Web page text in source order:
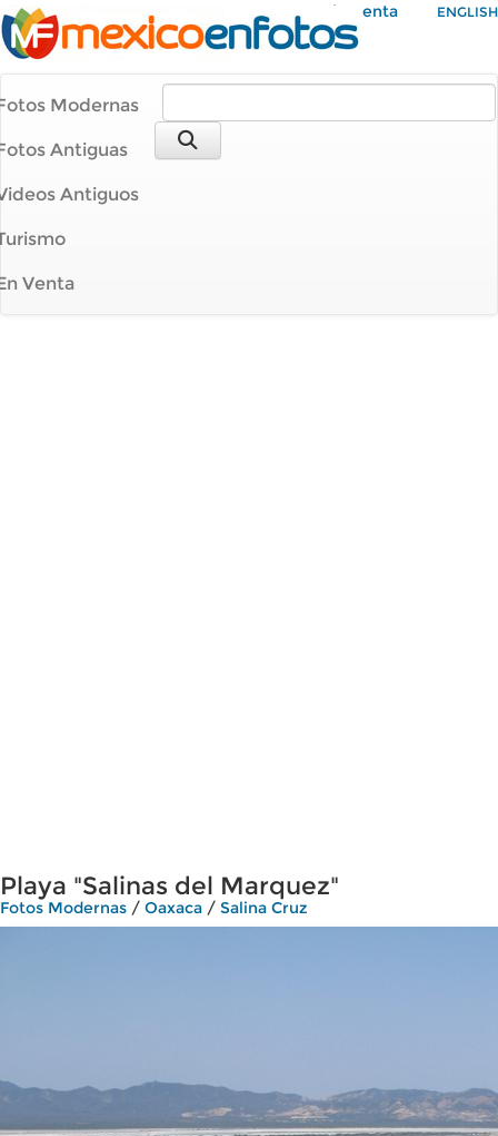
Mi Cuenta ENGLISH
Modernas
Antiguas
Antiguos
Venta
Playa "Salinas del Marquez"
Fotos Modernas / Oaxaca / Salina Cruz